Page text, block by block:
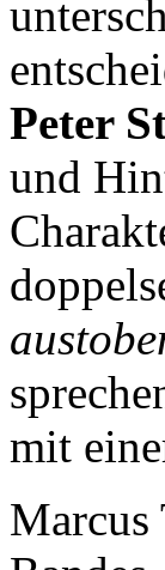
Peter
und
mit
Marcus